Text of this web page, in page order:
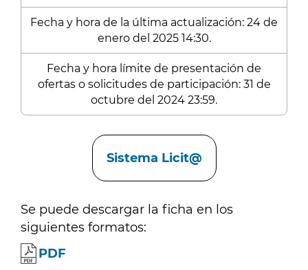
Fecha y hora de la última actualización: 24 de
enero del 2025 14:30.
Fecha y hora límite de presentación de
ofertas o solicitudes de participación: 31 de
octubre del 2024 23:59.
Sistema Licit@
Se puede descargar la ficha en los
siguientes formatos:
PDF